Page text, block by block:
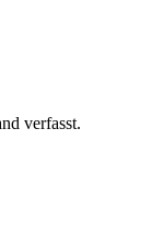
verfasst.